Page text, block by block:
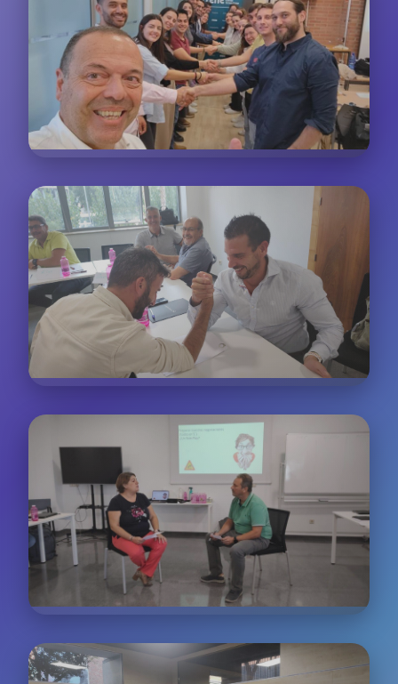
practican técnicas de atención al cliente en tiempo
real
Trabajo Colaborativo
Dinámicas de grupo para resolver casos reales de
atención al cliente de diferentes sectores
Análisis de situaciones reales basadas en nuestra
experiencia con más de 200 empresas
Experiencia del Cliente
Workshops especializados en mejorar cada punto